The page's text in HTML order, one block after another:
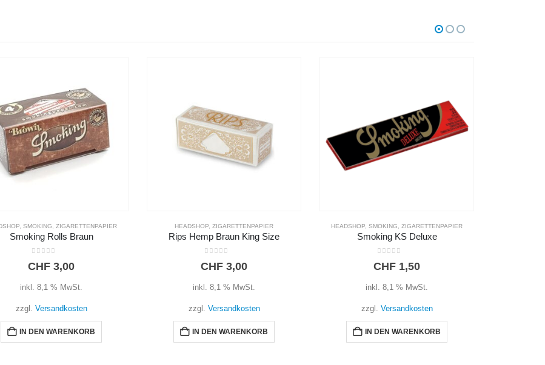
HEADSHOP,ZIGARETTENPAPIER
Rips Hemp Braun King Size
CHF 3,00
inkl. 8,1 % MwSt.
zzgl. Versandkosten
IN DEN WARENKORB
HEADSHOP,SMOKING,ZIGARETTENPAPIER
Smoking KS Deluxe
CHF 1,50
inkl. 8,1 % MwSt.
zzgl. Versandkosten
IN DEN WARENKORB
HEADSHOP,ZIGARETTENPAPIER
OCB Double Premium
CHF 2,00
inkl. 8,1 % MwSt.
zzgl. Versandkosten
IN DEN WARENKORB